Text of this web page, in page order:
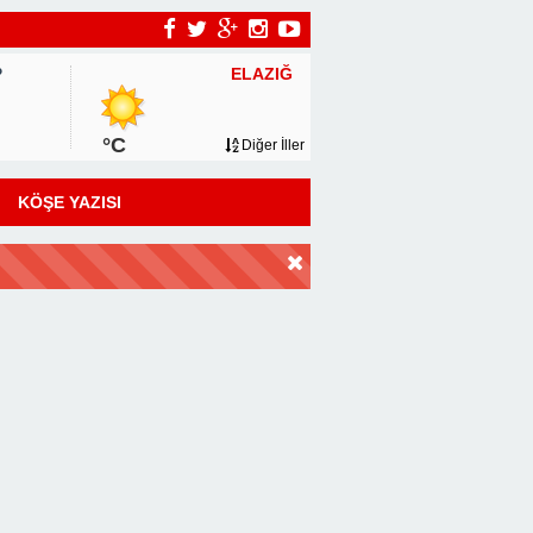
ELAZIĞ
°C Diğer İller
KÖŞE YAZISI